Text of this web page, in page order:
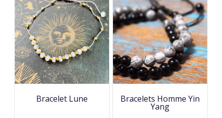
Bracelet Lune Bracelets Homme Yin
Yang